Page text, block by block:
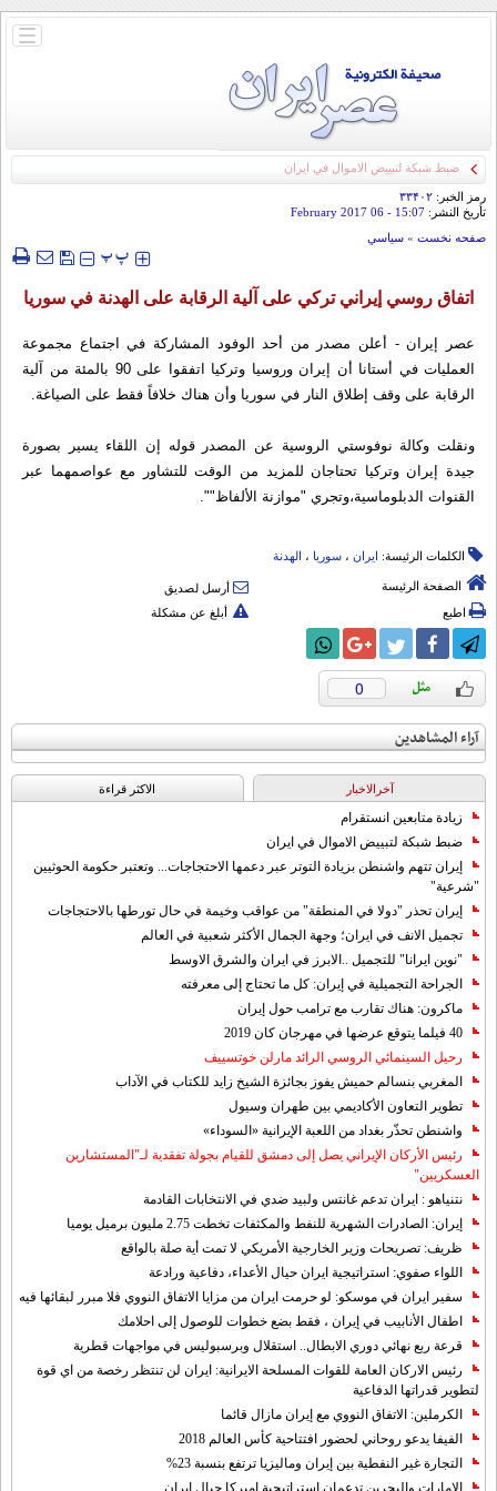
باز
ضبط شبكة لتبييض الاموال في ايران
رمز الخبر: ۳۳۴۰۲
تأريخ النشر: 15:07
- 06 February 2017
صفحه نخست » سياسي
‍‍‍ پپ
اتفاق روسي إيراني تركي على آلية الرقابة على الهدنة في سوريا
عصر إيران - أعلن مصدر من أحد الوفود المشاركة في اجتماع مجموعة
العمليات في أستانا أن إيران وروسيا وتركيا اتفقوا على 90 بالمئة من آلية
الرقابة على وقف إطلاق النار في سوريا وأن هناك خلافاً فقط على الصياغة.
ونقلت وكالة نوفوستي الروسية عن المصدر قوله إن اللقاء يسير بصورة
جيدة إيران وتركيا تحتاجان للمزيد من الوقت للتشاور مع عواصمهما عبر
القنوات الدبلوماسية،وتجري "موازنة الألفاظ"".
الكلمات الرئيسة: ایران ، سوریا ، الهدنة
الصفحة الرئيسة
أرسل لصديق
اطبع
أبلغ عن مشكلة
0
آراء المشاهدين
آخرالاخبار الاکثر قراءة
زيادة متابعين انستقرام
ضبط شبكة لتبييض الاموال في ايران
إيران تتهم واشنطن بزيادة التوتر عبر دعمها الاحتجاجات... وتعتبر حكومة الحوثيين
"شرعية"
إيران تحذر "دولا في المنطقة" من عواقب وخيمة في حال تورطها بالاحتجاجات
تجميل الانف في ايران؛ وجهة الجمال الأكثر شعبية في العالم
"نوين ايرانا" للتجميل ..الابرز في ايران والشرق الاوسط
الجراحة التجميلية في إيران: كل ما تحتاج إلى معرفته
ماكرون: هناك تقارب مع ترامب حول إيران
40 فيلما يتوقع عرضها في مهرجان كان 2019
رحيل السينمائي الروسي الرائد مارلن خوتسييف
المغربي بنسالم حميش يفوز بجائزة الشيخ زايد للكتاب في الآداب
تطوير التعاون الأكاديمي بين طهران وسيول
واشنطن تحذّر بغداد من اللعبة الإيرانية «السوداء»
رئيس الأركان الإيراني يصل إلى دمشق للقيام بجولة تفقدية لـ"المستشارين
العسكريين"
نتنياهو : ايران تدعم غانتس ولبيد ضدي في الانتخابات القادمة
إيران: الصادرات الشهریة للنفط والمكثفات تخطت 2.75 مليون برميل يوميا
ظريف: تصريحات وزير الخارجية الأمريكي لا تمت أية صلة بالواقع
اللواء صفوي: استراتيجية ايران حيال الأعداء، دفاعية ورادعة
سفير ايران في موسكو: لو حرمت ايران من مزايا الاتفاق النووي فلا مبرر لبقائها فيه
اطفال الأنابيب في إيران ، فقط بضع خطوات للوصول إلى احلامك
قرعة ربع نهائي دوري الابطال.. استقلال وبرسبوليس في مواجهات قطرية
رئيس الاركان العامة للقوات المسلحة الايرانية: ايران لن تنتظر رخصة من اي قوة
لتطوير قدراتها الدفاعية
الكرملين: الاتفاق النووي مع إيران مازال قائما
الفيفا يدعو روحاني لحضور افتتاحية كأس العالم 2018
التجارة غیر النفطیة بین إیران ومالیزیا ترتفع بنسبة 23%
الامارات والبحرين تدعمان استراتيجية اميركا حيال ايران